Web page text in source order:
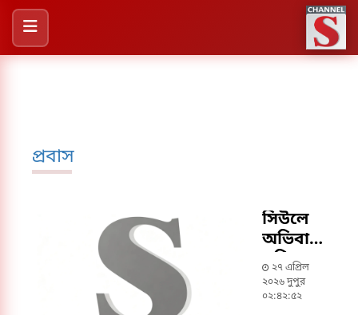
প্রবাস
সিউলে
অভিবাসী
শ্রমিকদের
অধিকার
রক্ষায়
২৭ এপ্রিল
২০২৬ দুপুর
০২:৪২:৫২